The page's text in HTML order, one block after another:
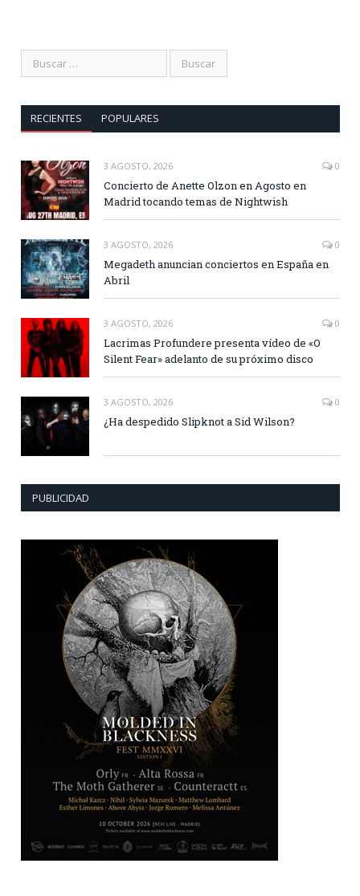
RECIENTES POPULARES
3 AGOSTO, 2026 0
Concierto de Anette Olzon en Agosto en
Madrid tocando temas de Nightwish
3 AGOSTO, 2026 0
Megadeth anuncian conciertos en España en
Abril
3 AGOSTO, 2026 0
Lacrimas Profundere presenta vídeo de «O
Silent Fear» adelanto de su próximo disco
3 AGOSTO, 2026 0
¿Ha despedido Slipknot a Sid Wilson?
PUBLICIDAD